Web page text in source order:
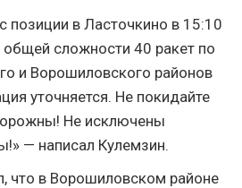
позиции в Ласточкино в 15:10
сложности 40 ракет по
и Ворошиловского районов
уточняется. Не покидайте
Не исключены
— написал Кулемзин.
что в Ворошиловском районе